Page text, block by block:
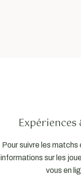
Pour suivre les matchs
informations sur les
vous en